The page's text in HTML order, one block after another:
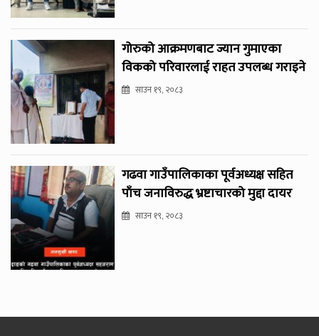
गोरुको आक्रमणबाट ज्यान गुमाएका
विकको परिवारलाई राहत उपलब्ध गराइने
साउन १९, २०८३
गढवा गाउँपालिकाका पूर्वअध्यक्ष सहित
पाँच जनाविरुद्ध भ्रष्टाचारको मुद्दा दायर
साउन १९, २०८३